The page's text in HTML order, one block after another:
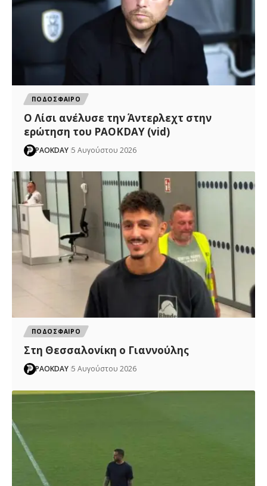
ΠΟΔΟΣΦΑΙΡΟ
Ο Λίσι ανέλυσε την Άντερλεχτ στην
ερώτηση του PAOKDAY (vid)
PAOKDAY 5 Αυγούστου 2026
ΠΟΔΟΣΦΑΙΡΟ
Στη Θεσσαλονίκη ο Γιαννούλης
PAOKDAY 5 Αυγούστου 2026